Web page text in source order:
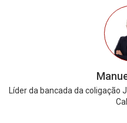
Líder da bancada da coligação